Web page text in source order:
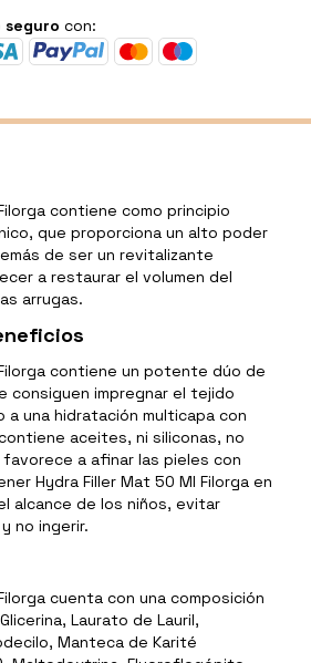
seguro con:
contiene como principio
que proporciona un alto poder
de ser un revitalizante
a restaurar el volumen del
arrugas.
contiene un potente dúo de
consiguen impregnar el tejido
una hidratación multicapa con
aceites, ni siliconas, no
a afinar las pieles con
Hydra Filler Mat 50 Ml Filorga en
alcance de los niños, evitar
no ingerir.
cuenta con una composición
Laurato de Lauril,
Manteca de Karité